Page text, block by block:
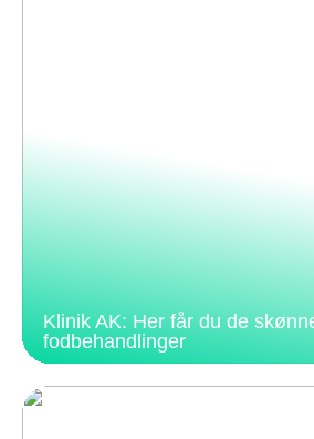
Klinik AK: Her får du de
fodbehandlinger